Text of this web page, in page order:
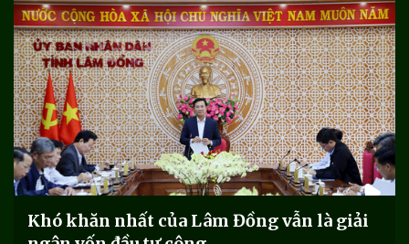
Khó khăn nhất của Lâm Đồng vẫn là giải